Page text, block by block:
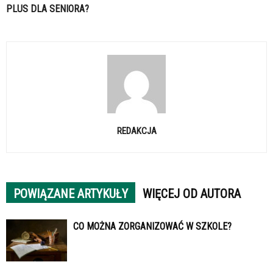
PLUS DLA SENIORA?
REDAKCJA
POWIĄZANE ARTYKUŁY WIĘCEJ OD AUTORA
CO MOŻNA ZORGANIZOWAĆ W SZKOLE?